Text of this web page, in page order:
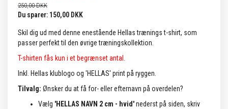
250,00 DKK
Du sparer: 150,00 DKK
Skil dig ud med denne enestående Hellas trænings t-shirt, som
passer perfekt til den øvrige træningskollektion.
T-shirten fås kun i et begrænset antal.
Inkl. Hellas klublogo og 'HELLAS' print på ryggen.
Tilvalg: Ønsker du at få for- eller efternavn på overdelen?
Vælg 'HELLAS NAVN 2 cm - hvid'nederst på siden, skriv